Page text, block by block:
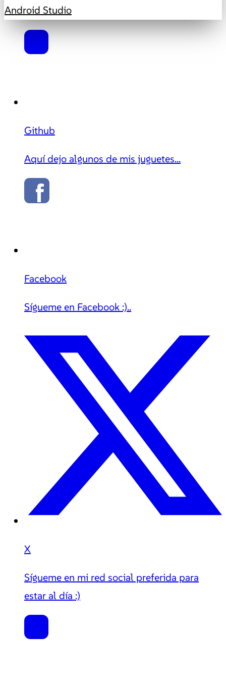
Android Studio
Github
Aquí dejo algunos de mis juguetes...
Facebook
Sígueme en Facebook :)..
X
Sígueme en mi red social preferida para
estar al día :)